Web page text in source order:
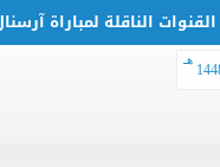
الناقلة لمباراة آرسنال
هـ